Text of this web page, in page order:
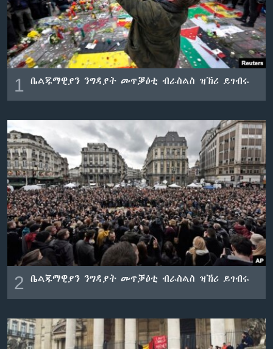
ቂሔ ጽልሚ
ቋንቋታት
1 ቤልጁማዊያን ንግዳያት መጥቓዕቲ ብራስልስ ዝኽሪ ይገብሩ
2 ቤልጁማዊያን ንግዳያት መጥቓዕቲ ብራስልስ ዝኽሪ ይገብሩ